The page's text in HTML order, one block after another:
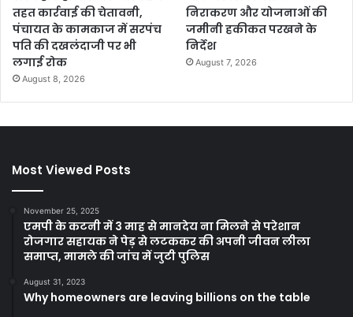
तहत कार्रवाई की चेतावनी,
पंचायत के कामकाज में सरपंच
पति की दखलंदाजी पर भी
लगाई रोक
August 8, 2026
निराकरण और योजनाओं की
जमीनी हकीकत परखने के
निर्देश
August 7, 2026
Most Viewed Posts
November 25, 2025
एमपी के कटनी में 3 माह से मानदेय ना मिलने से परेशान
रोजगार सहायक ने पेड़ से लटककर की अपनी जीवन लीला
समाप्त, मामले की जांच में जुटी पुलिस
August 31, 2023
Why homeowners are leaving billions on the table